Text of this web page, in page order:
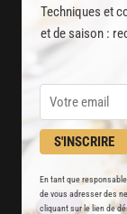
Techniques et
et de saison :
S'INSCRIRE
En tant que
de vous adresser des
cliquant sur le lien de
AVEC
LA